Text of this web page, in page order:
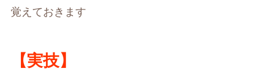
覚えておきます
【実技】